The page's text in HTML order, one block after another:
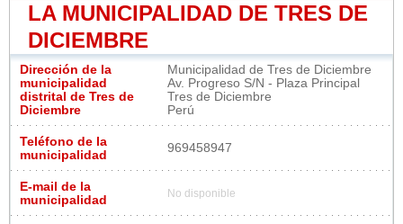
LA MUNICIPALIDAD DE TRES DE
DICIEMBRE
Dirección de la
municipalidad
distrital de Tres de
Diciembre
Municipalidad de Tres de Diciembre
Av. Progreso S/N - Plaza Principal
Tres de Diciembre
Perú
Teléfono de la
municipalidad
969458947
E-mail de la
municipalidad
No disponible